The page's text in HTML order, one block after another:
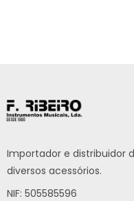
Importador e distribuidor
diversos acessórios.
NIF: 505585596